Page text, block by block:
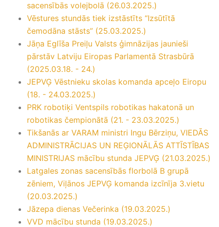
sacensībās volejbolā (26.03.2025.)
Vēstures stundās tiek izstāstīts “Izsūtītā
čemodāna stāsts” (25.03.2025.)
Jāņa Eglīša Preiļu Valsts ģimnāzijas jaunieši
pārstāv Latviju Eiropas Parlamentā Strasbūrā
(2025.03.18. - 24.)
JEPVĢ Vēstnieku skolas komanda apceļo Eiropu
(18. - 24.03.2025.)
PRK robotiķi Ventspils robotikas hakatonā un
robotikas čempionātā (21. - 23.03.2025.)
Tikšanās ar VARAM ministri Ingu Bērziņu, VIEDĀS
ADMINISTRĀCIJAS UN REĢIONĀLĀS ATTĪSTĪBAS
MINISTRIJAS mācību stunda JEPVĢ (21.03.2025.)
Latgales zonas sacensībās florbolā B grupā
zēniem, Viļānos JEPVĢ komanda izcīnīja 3.vietu
(20.03.2025.)
Jāzepa dienas Večerinka (19.03.2025.)
VVD mācību stunda (19.03.2025.)